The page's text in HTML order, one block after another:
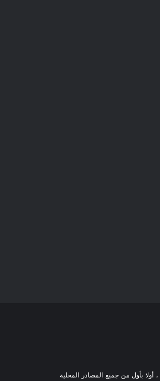
أولا بأول من جميع المصادر المحلية